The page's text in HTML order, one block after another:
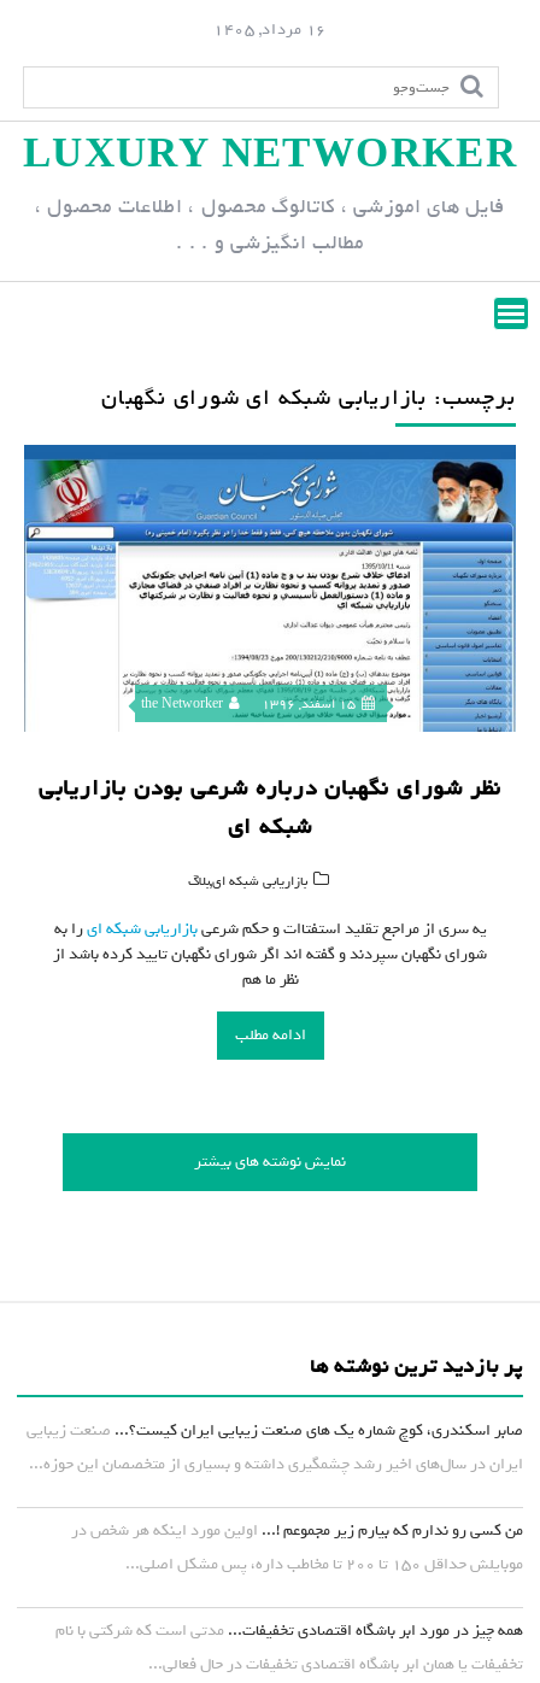
p
n
16 مرداد, 1405
LUXURY NETWORKER
فایل های اموزشی ، کاتالوگ محصول ، اطلاعات محصول ،
مطالب انگیزشی و . . .
برچسب: بازاریابی شبکه ای شورای نگهبان
15 اسفند, 1396 the Networker
نظر شورای نگهبان درباره شرعی بودن بازاریابی
شبکه ای
بازاریابی شبکه ای,بلاگ
یه سری از مراجع تقلید استفتاات و حکم شرعیبازاریابی شبکه ایرا به
شورای نگهبان سپردند و گفته اند اگر شورای نگهبان تایید کرده باشد از
نظر ما هم
ادامه مطلب
نمایش نوشته های بیشتر
پر بازدید ترین نوشته ها
صابر اسکندری، کوچ شماره یک های صنعت زیبایی ایران کیست؟... صنعت زیبایی
ایران در سال‌های اخیر رشد چشمگیری داشته و بسیاری از متخصصان این حوزه...
من کسی رو ندارم که بیارم زیر مجموعم !... اولین مورد اینکه هر شخص در
موبایلش حداقل ۱۵۰ تا ۲۰۰ تا مخاطب داره، پس مشکل اصلی...
همه چیز در مورد ابر باشگاه اقتصادی تخفیفات... مدتی است که شرکتی با نام
تخفیفات یا همان ابر باشگاه اقتصادی تخفیفات در حال فعالی...